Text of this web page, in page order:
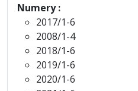
Numery :
2017/1-6
2008/1-4
2018/1-6
2019/1-6
2020/1-6